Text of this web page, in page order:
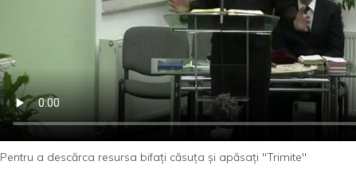
Pentru a descărca resursa bifați căsuța și apăsați "Trimite"